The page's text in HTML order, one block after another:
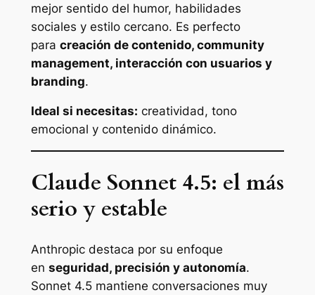
mejor sentido del humor, habilidades
sociales y estilo cercano. Es perfecto
para creación de contenido, community
management, interacción con usuarios y
branding.
Ideal si necesitas: creatividad, tono
emocional y contenido dinámico.
Claude Sonnet 4.5: el más
serio y estable
Anthropic destaca por su enfoque
en seguridad, precisión y autonomía.
Sonnet 4.5 mantiene conversaciones muy